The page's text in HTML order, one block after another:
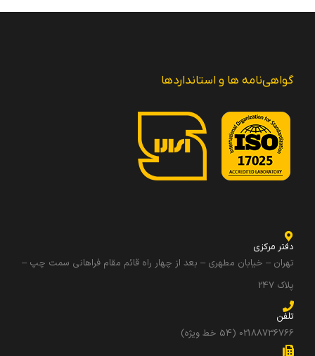
گواهی‌نامه ها و استانداردها
دفتر مرکزی
تهران – خیابان مطهری – بعد از چهار راه قائم مقام فراهانی سمت چپ –
پلاک 247
تلفن
02188736766 (54 خط ویژه)